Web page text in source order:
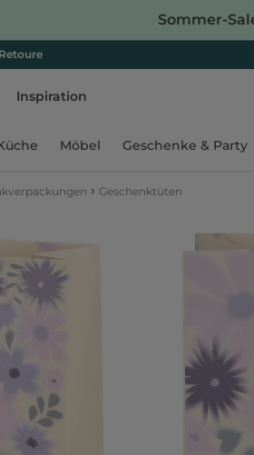
Sommer-
Inspiration
Möbel Geschenke & Party
› Geschenktüten